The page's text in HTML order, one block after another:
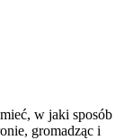
w jaki sposób
gromadząc i